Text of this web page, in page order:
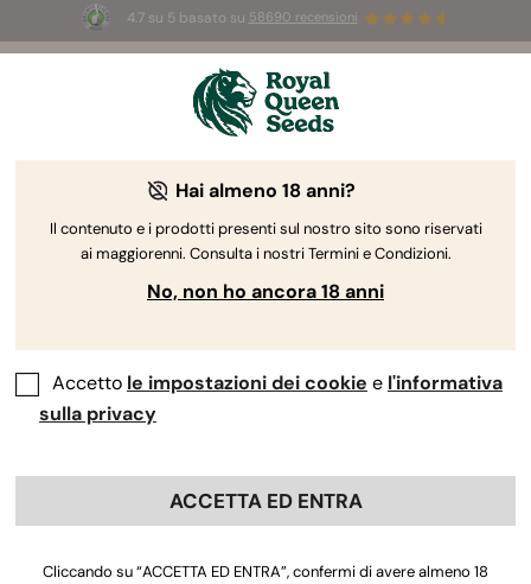
4.7 su 5 basato su 58690 recensioni
Summer Sales:Fino al 50% di sconto
su prodotti selezionati! ⏤
The RQS Blog
Hai almeno 18 anni?
Il contenuto e i prodotti presenti sul nostro sito sono riservati
ai maggiorenni. Consulta i nostri Termini e Condizioni.
No, non ho ancora 18 anni
Accetto le impostazioni dei cookie e l'informativa
sulla privacy
ACCETTA ED ENTRA
Cliccando su “ACCETTA ED ENTRA”, confermi di avere almeno 18